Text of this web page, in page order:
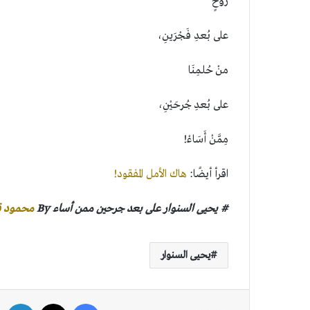
على بُعدِ فَجْرَينِ،
منْ حُلمِنَا
على بُعدِ جُرحَيْنِ،
مِمَّنْ أَسَاءْ!
اقرأ أيضًا: هاك الأمل المفقود!
# يحيى السنوار على بعد جرحين ممن أساء By محمود
يحيى السنوار
فيسبوك